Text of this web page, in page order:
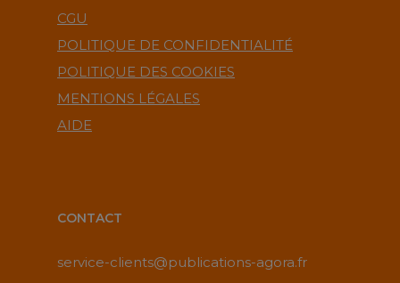
CGU
POLITIQUE DE CONFIDENTIALITÉ
POLITIQUE DES COOKIES
MENTIONS LÉGALES
AIDE
CONTACT
service-clients@publications-agora.fr